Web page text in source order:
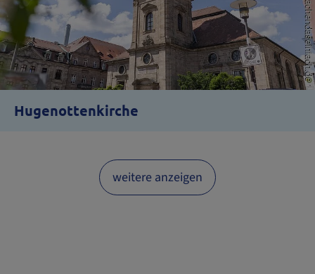
Hugenottenkirche
weitere anzeigen